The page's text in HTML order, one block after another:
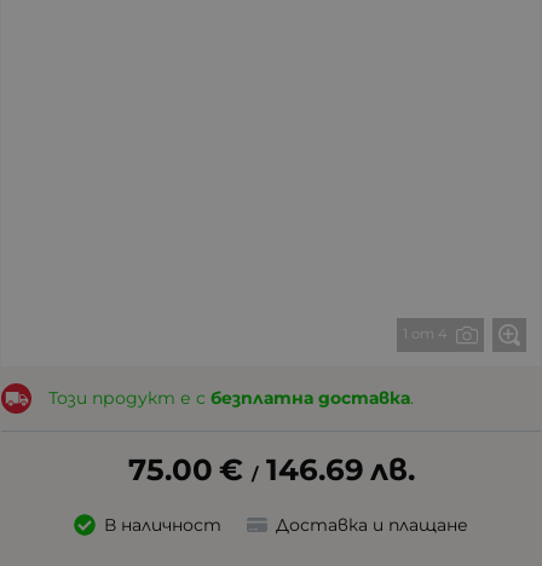
1 от 4
Този продукт е с безплатна доставка.
75.00 € / 146.69 лв.
В наличност Доставка и плащане